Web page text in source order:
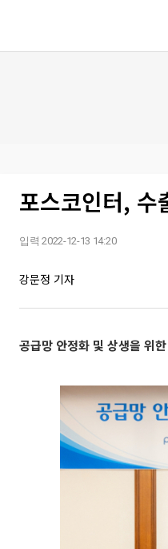
포스코인터, 수
입력 2022-12-13 14:20
강문정 기자
공급망 안정화 및 상생을 위